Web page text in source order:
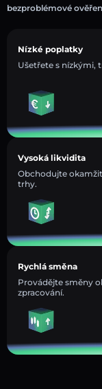
bezproblémové
Nízké poplatky
Ušetřete s nízkými,
Vysoká likvidita
Obchodujte
trhy.
Rychlá směna
Provádějte směny
zpracování.